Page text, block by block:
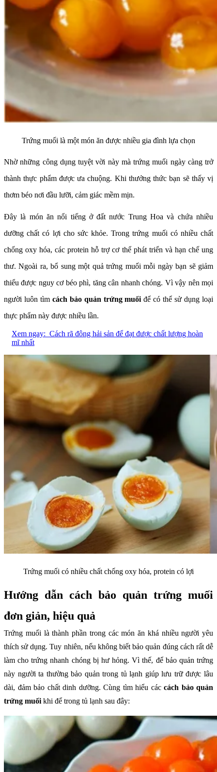
Trứng muối là một món ăn được nhiều gia đình lựa chọn
Nhờ những công dụng tuyệt vời này mà trứng muối ngày càng trở
thành thực phẩm được ưa chuộng. Khi thưởng thức bạn sẽ thấy vị
thơm béo nơi đầu lưỡi, cảm giác mềm mịn.
Đây là món ăn nổi tiếng ở đất nước Trung Hoa và chứa nhiều
dưỡng chất có lợi cho sức khỏe. Trong trứng muối có nhiều chất
chống oxy hóa, các protein hỗ trợ cơ thể phát triển và hạn chế ung
thư. Ngoài ra, bổ sung một quả trứng muối mỗi ngày bạn sẽ giảm
thiểu được nguy cơ béo phì, tăng cân nhanh chóng. Vì vậy nên mọi
người luôn tìm cách bảo quản trứng muốiđể có thể sử dụng loại
thực phẩm này được nhiều lần.
Xem ngay: Cách rã đông hải sản để đạt được chất lượng hoàn
mĩ nhất
Trứng muối có nhiều chất chống oxy hóa, protein có lợi
Hướng dẫn cách bảo quản trứng muối
đơn giản, hiệu quả
Trứng muối là thành phần trong các món ăn khá nhiều người yêu
thích sử dụng. Tuy nhiên, nếu không biết bảo quản đúng cách rất dễ
làm cho trứng nhanh chóng bị hư hỏng. Vì thế, để bảo quản trứng
này người ta thường bảo quản trong tủ lạnh giúp lưu trữ được lâu
dài, đảm bảo chất dinh dưỡng. Cùng tìm hiểu các cách bảo quản
trứng muối khi để trong tủ lạnh sau đây: